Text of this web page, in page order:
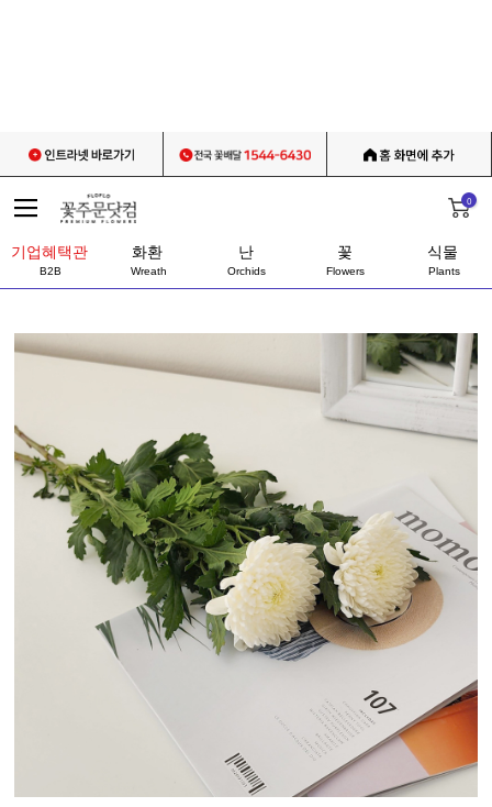
0
기업혜택관
B2B
화환
Wreath
난
Orchids
꽃
Flowers
식물
Plants